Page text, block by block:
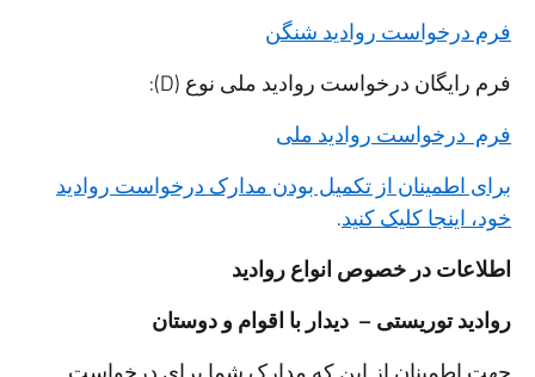
فرم درخواست روادید شنگن
فرم رایگان درخواست روادید ملی نوع (D):
فرم درخواست روادید ملی
برای اطمینان از تکمیل بودن مدارک درخواست روادید
خود، اینجا کلیک کنید.
اطلاعات در خصوص انواع روادید
روادید توریستی – دیدار با اقوام و دوستان